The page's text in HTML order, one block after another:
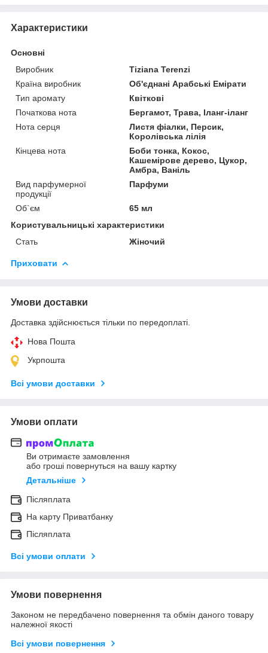
Характеристики
Основні
Виробник
Tiziana Terenzi
Країна виробник
Об'єднані Арабські Емірати
Тип аромату
Квіткові
Початкова нота
Бергамот, Трава, Іланг-іланг
Нота серця
Листя фіалки, Персик,
Королівська лілія
Кінцева нота
Боби тонка, Кокос,
Кашемірове дерево, Цукор,
Амбра, Ваніль
Вид парфумерної
продукції
Парфуми
Об`єм
65 мл
Користувальницькі характеристики
Стать
Жіночий
Приховати
Умови доставки
Доставка здійснюється тільки по передоплаті.
Нова Пошта
Укрпошта
Всі умови доставки
Умови оплати
Ви отримаєте замовлення
або гроші повернуться на вашу картку
Детальніше
Післяплата
На карту Приватбанку
Післяплата
Всі умови оплати
Умови повернення
Законом не передбачено повернення та обмін даного товару
належної якості
Всі умови повернення